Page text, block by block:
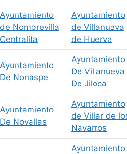
Ayuntamiento
de Nombrevilla
Centralita
Ayuntamiento
de Villanueva
de Huerva
Ayuntamiento
De Nonaspe
Ayuntamiento
De Villanueva
De Jiloca
Ayuntamiento
De Novallas
Ayuntamiento
de Villar de
Navarros
Ayuntamiento